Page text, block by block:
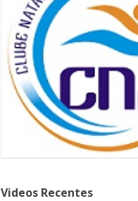
Videos Recentes